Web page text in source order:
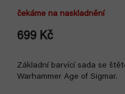
čekáme na naskladnění
699 Kč
Základní barvící sada se
Warhammer Age of Sigmar.